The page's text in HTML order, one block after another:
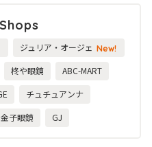
ジュリア・オージェ New!
柊や眼鏡
ABC-MART
チュチュアンナ
子眼鏡
GJ